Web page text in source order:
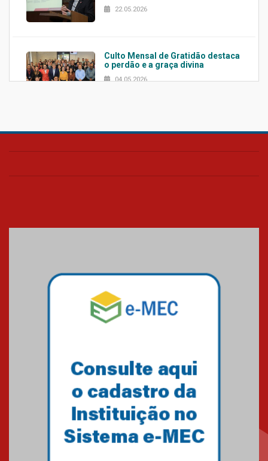
22.05.2026
Culto Mensal de Gratidão destaca
o perdão e a graça divina
04.05.2026
Confira como foi o culto mensal
Mackenzie mobiliza campanha
solidária para apoiar famílias em
Minas Gerais
Primeiro culto do ano ressalta o
27.02.2026